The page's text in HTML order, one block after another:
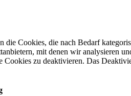
die Cookies, die nach Bedarf
mit denen wir analysieren
zu deaktivieren. Das